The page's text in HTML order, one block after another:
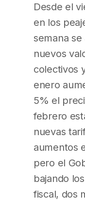
Desde el
en los
semana se
nuevos
colectivos
enero
5% el
febrero
nuevas
aumentos
pero el
bajando
fiscal, dos